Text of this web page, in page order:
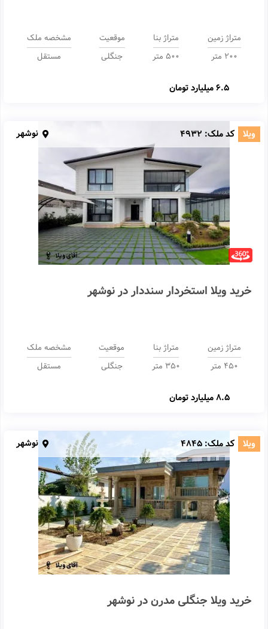
متراژ زمین
200 متر
متراژ بنا
500 متر
موقعیت
جنگلی
مشخصه ملک
مستقل
6.5 میلیارد تومان
ویلا کد ملک: 4932 نوشهر
خرید ویلا استخردار سنددار در نوشهر
متراژ زمین
450 متر
متراژ بنا
350 متر
موقعیت
جنگلی
مشخصه ملک
مستقل
8.5 میلیارد تومان
ویلا کد ملک: 4845 نوشهر
خرید ویلا جنگلی مدرن در نوشهر